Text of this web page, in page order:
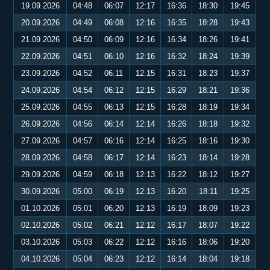
19.09.2026
04:48 06:07 12:17 16:36 18:30
19:45
20.09.2026
04:49 06:08 12:16 16:35 18:28
19:43
21.09.2026
04:50 06:09 12:16 16:34 18:26
19:41
22.09.2026
04:51 06:10 12:16 16:32 18:24
19:39
23.09.2026
04:52 06:11 12:15 16:31 18:23
19:37
24.09.2026
04:54 06:12 12:15 16:29 18:21
19:36
25.09.2026
04:55 06:13 12:15 16:28 18:19
19:34
26.09.2026
04:56 06:14 12:14 16:26 18:18
19:32
27.09.2026
04:57 06:16 12:14 16:25 18:16
19:30
28.09.2026
04:58 06:17 12:14 16:23 18:14
19:28
29.09.2026
04:59 06:18 12:13 16:22 18:12
19:27
30.09.2026
05:00 06:19 12:13 16:20 18:11
19:25
01.10.2026
05:01 06:20 12:13 16:19 18:09
19:23
02.10.2026
05:02 06:21 12:12 16:17 18:07
19:22
03.10.2026
05:03 06:22 12:12 16:16 18:06
19:20
04.10.2026
05:04 06:23 12:12 16:14 18:04
19:18